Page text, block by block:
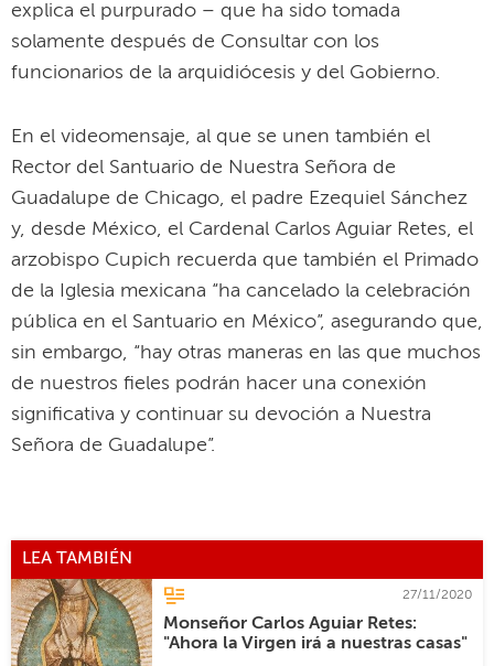
explica el purpurado – que ha sido tomada
solamente después de Consultar con los
funcionarios de la arquidiócesis y del Gobierno.
En el videomensaje, al que se unen también el
Rector del Santuario de Nuestra Señora de
Guadalupe de Chicago, el padre Ezequiel Sánchez
y, desde México, el Cardenal Carlos Aguiar Retes, el
arzobispo Cupich recuerda que también el Primado
de la Iglesia mexicana “ha cancelado la celebración
pública en el Santuario en México”, asegurando que,
sin embargo, “hay otras maneras en las que muchos
de nuestros fieles podrán hacer una conexión
significativa y continuar su devoción a Nuestra
Señora de Guadalupe”.
LEA TAMBIÉN
27/11/2020
Monseñor Carlos Aguiar Retes:
"Ahora la Virgen irá a nuestras casas"